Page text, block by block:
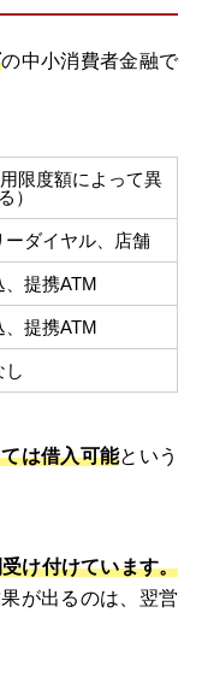
の中小消費者金融で
限度額によって異
）
ーダイヤル、店舗
、提携ATM
、提携ATM
し
は借入可能という
け付けています。
が出るのは、翌営